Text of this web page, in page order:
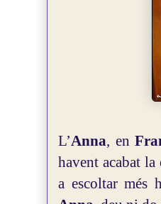
L’Anna, en
havent acabat la
a escoltar més